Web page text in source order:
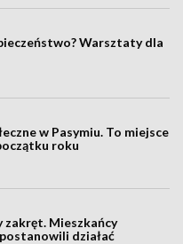
Warsztaty dla
w Pasymiu. To miejsce
roku
zakręt. Mieszkańcy
działać